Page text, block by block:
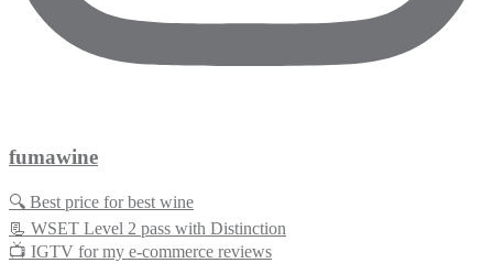
fumawine
🔍 Best price for best wine
📃 WSET Level 2 pass with Distinction
📺 IGTV for my e-commerce reviews